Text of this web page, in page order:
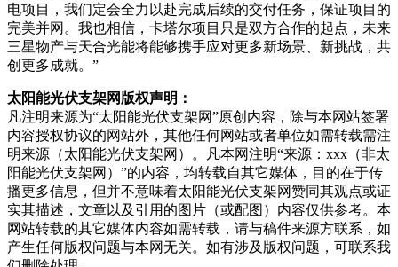
电项目，我们定会全力以赴完成后续的交付任务，保证项目的
完美并网。我也相信，卡塔尔项目只是双方合作的起点，未来
三星物产与天合光能将能够携手应对更多新场景、新挑战，共
创更多成就。”
太阳能光伏支架网版权声明：
凡注明来源为“太阳能光伏支架网”原创内容，除与本网站签署
内容授权协议的网站外，其他任何网站或者单位如需转载需注
明来源（太阳能光伏支架网）。凡本网注明“来源：xxx（非太
阳能光伏支架网）”的内容，均转载自其它媒体，目的在于传
播更多信息，但并不意味着太阳能光伏支架网赞同其观点或证
实其描述，文章以及引用的图片（或配图）内容仅供参考。本
网站转载的其它媒体内容如需转载，请与稿件来源方联系，如
产生任何版权问题与本网无关。如有涉及版权问题，可联系我